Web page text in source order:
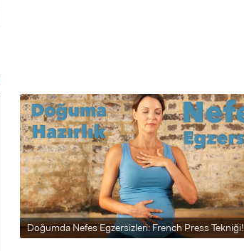
Doğumda Nefes Egzersizleri: French Press Tekniği!